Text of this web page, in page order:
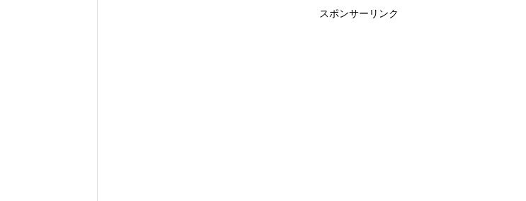
スポンサーリンク